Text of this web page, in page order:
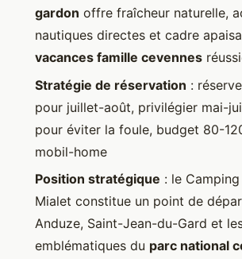
gardon offre fraîcheur naturelle,
nautiques directes et cadre
vacances famille cevennes
Stratégie de réservation :
pour juillet-août, privilégier mai-
pour éviter la foule, budget 80-
mobil-home
Position stratégique : le
Mialet constitue un point de
Anduze, Saint-Jean-du-Gard et
emblématiques du parc national